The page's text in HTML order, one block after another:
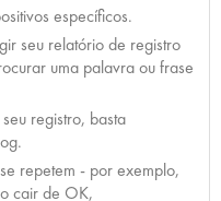
específicos.
seu relatório de registro
uma palavra ou frase
registro, basta
repetem - por exemplo,
cair de OK,